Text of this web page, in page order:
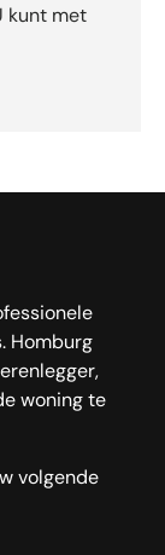
kunt met
Homburg
woning te
volgende